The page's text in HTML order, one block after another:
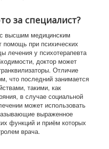
за специалист?
высшим медицинским
помощь при психических
лечения у психотерапевта
доктор может
Отличие
что последний занимается
такими, как
в случае социальной
может использовать
выраженное
функций и приём которых
врача.